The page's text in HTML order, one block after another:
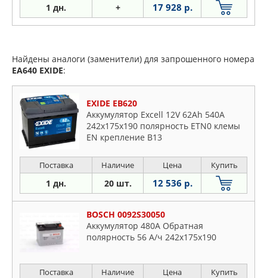
1 дн. + 17 928 р.
Найдены аналоги (заменители) для запрошенного номера
EA640 EXIDE:
EXIDE EB620
Аккумулятор Excell 12V 62Ah 540A
242х175х190 полярность ETN0 клемы
EN крепление B13
Поставка Наличие Цена Купить
1 дн. 20 шт. 12 536 р.
BOSCH 0092S30050
Аккумулятор 480A Обратная
полярность 56 А/ч 242x175x190
Поставка Наличие Цена Купить